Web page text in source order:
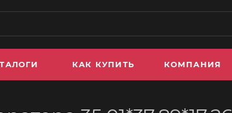
КАК КУПИТЬ КОМПАНИЯ